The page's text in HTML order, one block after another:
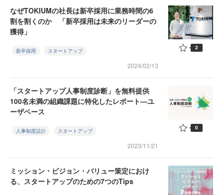
なぜTOKIUMの社長は新卒採用に業務時間の6
割を割くのか 「新卒採用は未来のリーダーの
獲得」
新卒採用 スタートアップ
2024/02/13
2
「スタートアップ人事制度診断」を無料提供
100名未満の組織課題に特化したレポート—ユ
ーザベース
人事制度設計 スタートアップ
2023/11/21
0
ミッション・ビジョン・バリュー策定におけ
る、スタートアップのための7つのTips